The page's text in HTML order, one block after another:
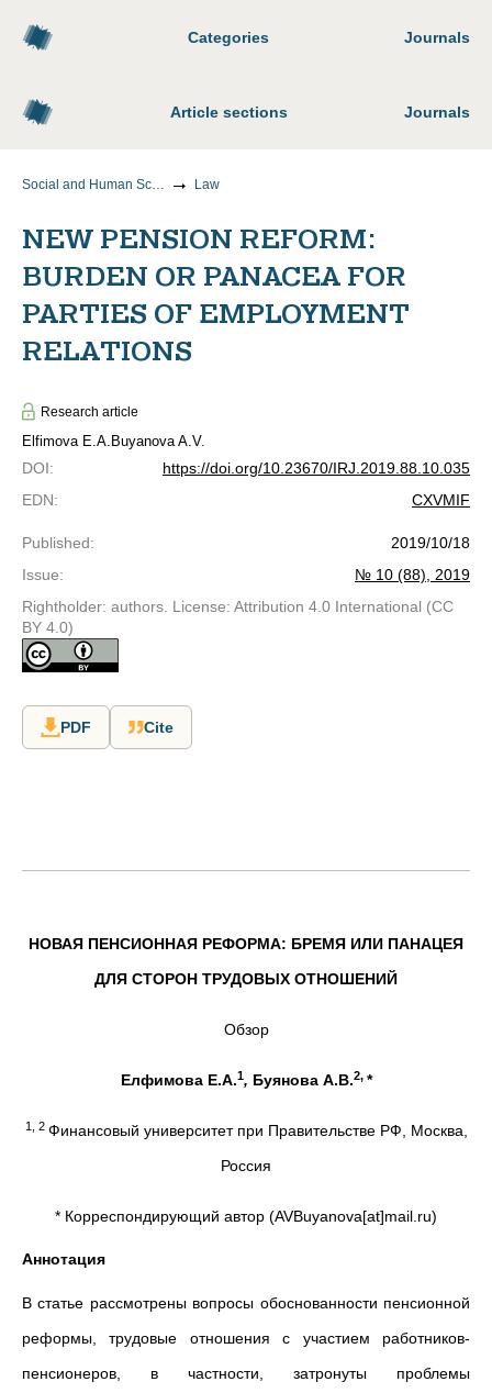
Categories Journals
Article sections Journals
Social and Human Sciences Law
NEW PENSION REFORM:
BURDEN OR PANACEA FOR
PARTIES OF EMPLOYMENT
RELATIONS
Research article
Elfimova E.A. Buyanova A.V.
DOI:
https://doi.org/10.23670/IRJ.2019.88.10.035
EDN: CXVMIF
Published:
2019/10/18
Issue:
№ 10 (88), 2019
Rightholder: authors. License: Attribution 4.0 International (CC
BY 4.0)
PDF Cite
НОВАЯ ПЕНСИОННАЯ РЕФОРМА: БРЕМЯ ИЛИ ПАНАЦЕЯ
ДЛЯ СТОРОН ТРУДОВЫХ ОТНОШЕНИЙ
Обзор
Елфимова Е.А.1, Буянова А.В.2, *
1, 2 Финансовый университет при Правительстве РФ, Москва,
Россия
* Корреспондирующий автор (AVBuyanova[at]mail.ru)
Аннотация
В статье рассмотрены вопросы обоснованности пенсионной
реформы, трудовые отношения с участием работников-
пенсионеров, в частности, затронуты проблемы